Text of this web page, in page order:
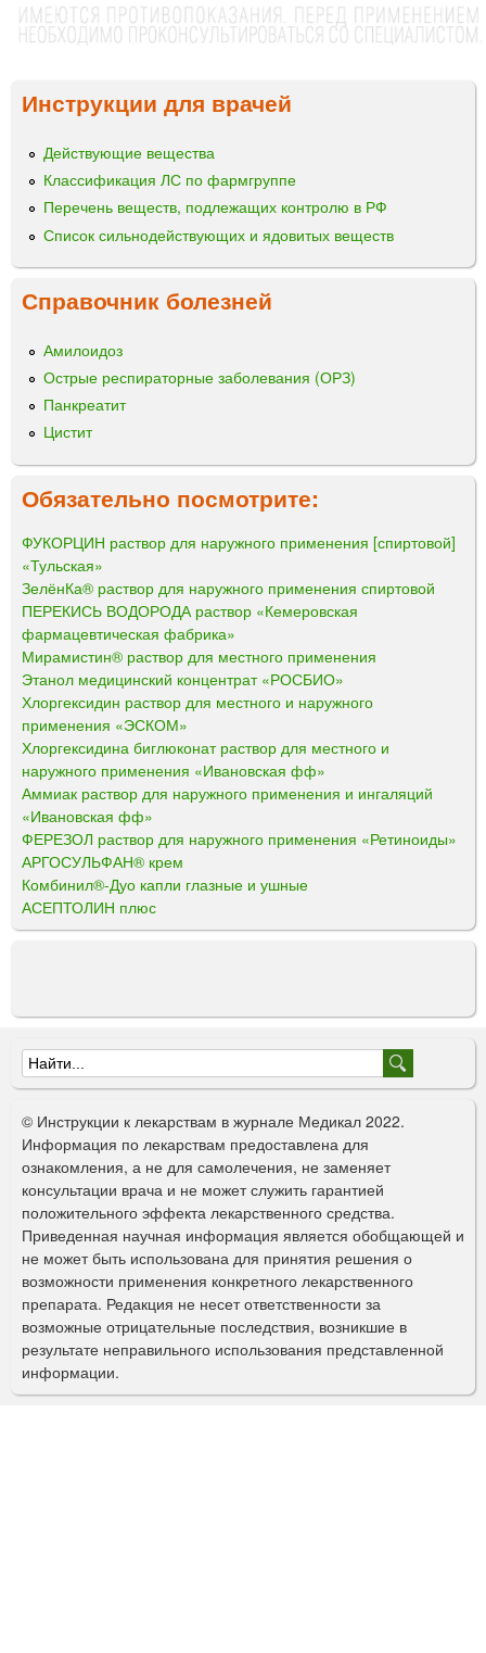
Инструкции для врачей
Действующие вещества
Классификация ЛС по фармгруппе
Перечень веществ, подлежащих контролю в РФ
Список сильнодействующих и ядовитых веществ
Справочник болезней
Амилоидоз
Острые респираторные заболевания (ОРЗ)
Панкреатит
Цистит
Обязательно посмотрите:
ФУКОРЦИН раствор для наружного применения [спиртовой]
«Тульская»
ЗелёнКа® раствор для наружного применения спиртовой
ПЕРЕКИСЬ ВОДОРОДА раствор «Кемеровская
фармацевтическая фабрика»
Мирамистин® раствор для местного применения
Этанол медицинский концентрат «РОСБИО»
Хлоргексидин раствор для местного и наружного
применения «ЭСКОМ»
Хлоргексидина биглюконат раствор для местного и
наружного применения «Ивановская фф»
Аммиак раствор для наружного применения и ингаляций
«Ивановская фф»
ФЕРЕЗОЛ раствор для наружного применения «Ретиноиды»
АРГОСУЛЬФАН® крем
Комбинил®-Дуо капли глазные и ушные
АСЕПТОЛИН плюс
Ф
о
р
м
а
п
о
и
с
к
© Инструкции к лекарствам в журнале Медикал 2022.
Информация по лекарствам предоставлена для
ознакомления, а не для самолечения, не заменяет
консультации врача и не может служить гарантией
положительного эффекта лекарственного средства.
Приведенная научная информация является обобщающей и
не может быть использована для принятия решения о
возможности применения конкретного лекарственного
препарата. Редакция не несет ответственности за
возможные отрицательные последствия, возникшие в
результате неправильного использования представленной
информации.